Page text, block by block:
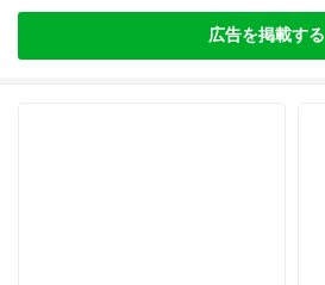
広告を掲載する